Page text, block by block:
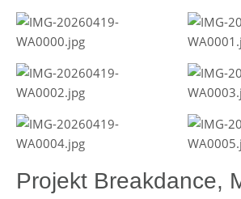
Projekt Breakdance,